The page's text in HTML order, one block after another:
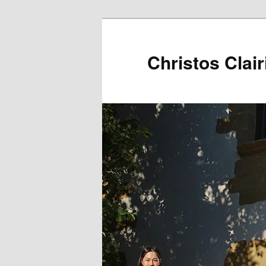
Christos